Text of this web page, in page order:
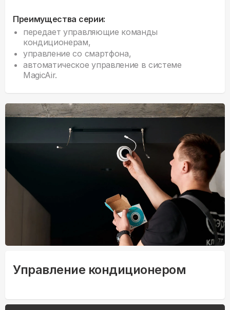
Преимущества серии:
передает управляющие команды
кондиционерам,
управление со смартфона,
автоматическое управление в системе
MagicAir.
Управление кондиционером